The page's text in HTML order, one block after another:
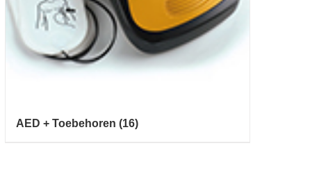
AED + Toebehoren (16)